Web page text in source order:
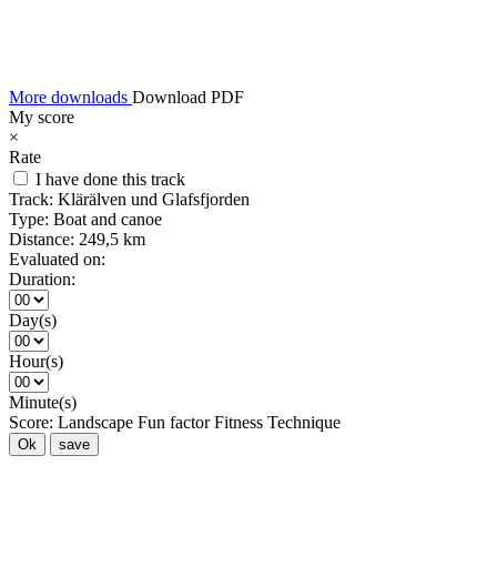
More downloads Download PDF
My score
×
Rate
I have done this track
Track: Klärälven und Glafsfjorden
Type: Boat and canoe
Distance: 249,5 km
Evaluated on:
Duration:
Day(s)
Hour(s)
Minute(s)
Score: Landscape Fun factor Fitness Technique
Ok save